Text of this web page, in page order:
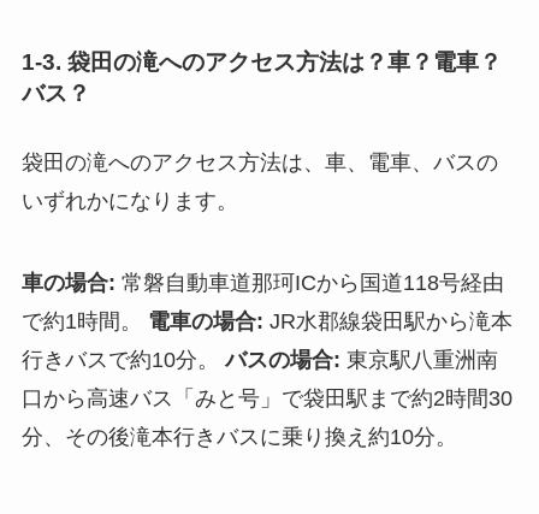
1-3. 袋田の滝へのアクセス方法は？車？電車？
バス？
袋田の滝へのアクセス方法は、車、電車、バスの
いずれかになります。
車の場合: 常磐自動車道那珂ICから国道118号経由
で約1時間。 電車の場合: JR水郡線袋田駅から滝本
行きバスで約10分。バスの場合: 東京駅八重洲南
口から高速バス「みと号」で袋田駅まで約2時間30
分、その後滝本行きバスに乗り換え約10分。